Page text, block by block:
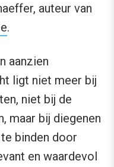
auteur van
.
aanzien
ligt niet meer bij
niet bij de
maar bij diegenen
binden door
en waardevol